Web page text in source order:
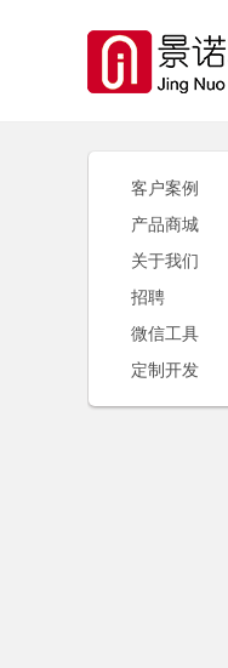
客户案例
产品商城
关于我们
招聘
微信工具
定制开发